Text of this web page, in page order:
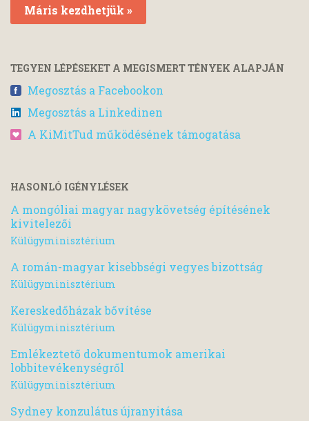
Máris kezdhetjük »
TEGYEN LÉPÉSEKET A MEGISMERT TÉNYEK ALAPJÁN
Megosztás a Facebookon
Megosztás a Linkedinen
A KiMitTud működésének támogatása
HASONLÓ IGÉNYLÉSEK
A mongóliai magyar nagykövetség építésének
kivitelezői
Külügyminisztérium
A román-magyar kisebbségi vegyes bizottság
Külügyminisztérium
Kereskedőházak bővítése
Külügyminisztérium
Emlékeztető dokumentumok amerikai
lobbitevékenységről
Külügyminisztérium
Sydney konzulátus újranyitása